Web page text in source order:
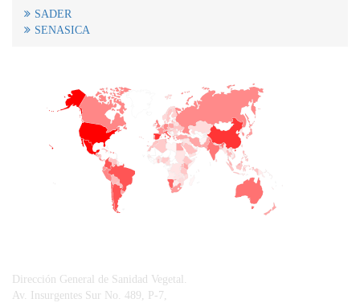
SADER
SENASICA
Dirección General de Sanidad Vegetal.
Av. Insurgentes Sur No. 489, P-7,